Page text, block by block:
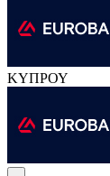
ΚΥΠΡΟΥ